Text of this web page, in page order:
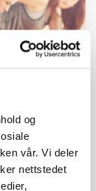
og
vår. Vi deler
nettstedet